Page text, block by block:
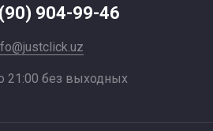
904-99-46
21:00 без выходных